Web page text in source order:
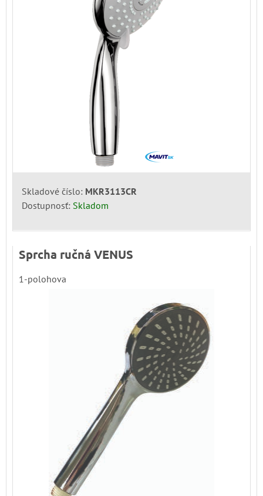
Skladové číslo: MKR3113CR
Dostupnosť: Skladom
Sprcha ručná VENUS
1-polohova